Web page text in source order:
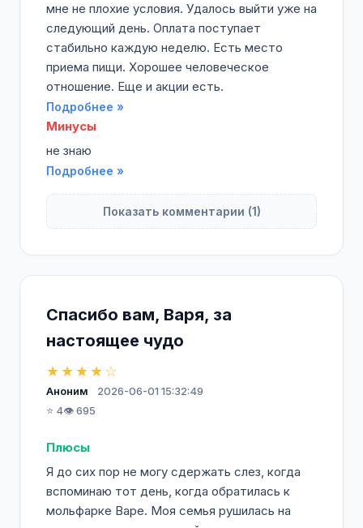
мне не плохие условия. Удалось выйти уже на
следующий день. Оплата поступает
стабильно каждую неделю. Есть место
приема пищи. Хорошее человеческое
отношение. Еще и акции есть.
Подробнее »
Минусы
не знаю
Подробнее »
Показать комментарии (1)
Спасибо вам, Варя, за
настоящее чудо
★★★★☆
Аноним
2026-06-01 15:32:49
⭐ 4👁️ 695
Плюсы
Я до сих пор не могу сдержать слез, когда
вспоминаю тот день, когда обратилась к
мольфарке Варе. Моя семья рушилась на